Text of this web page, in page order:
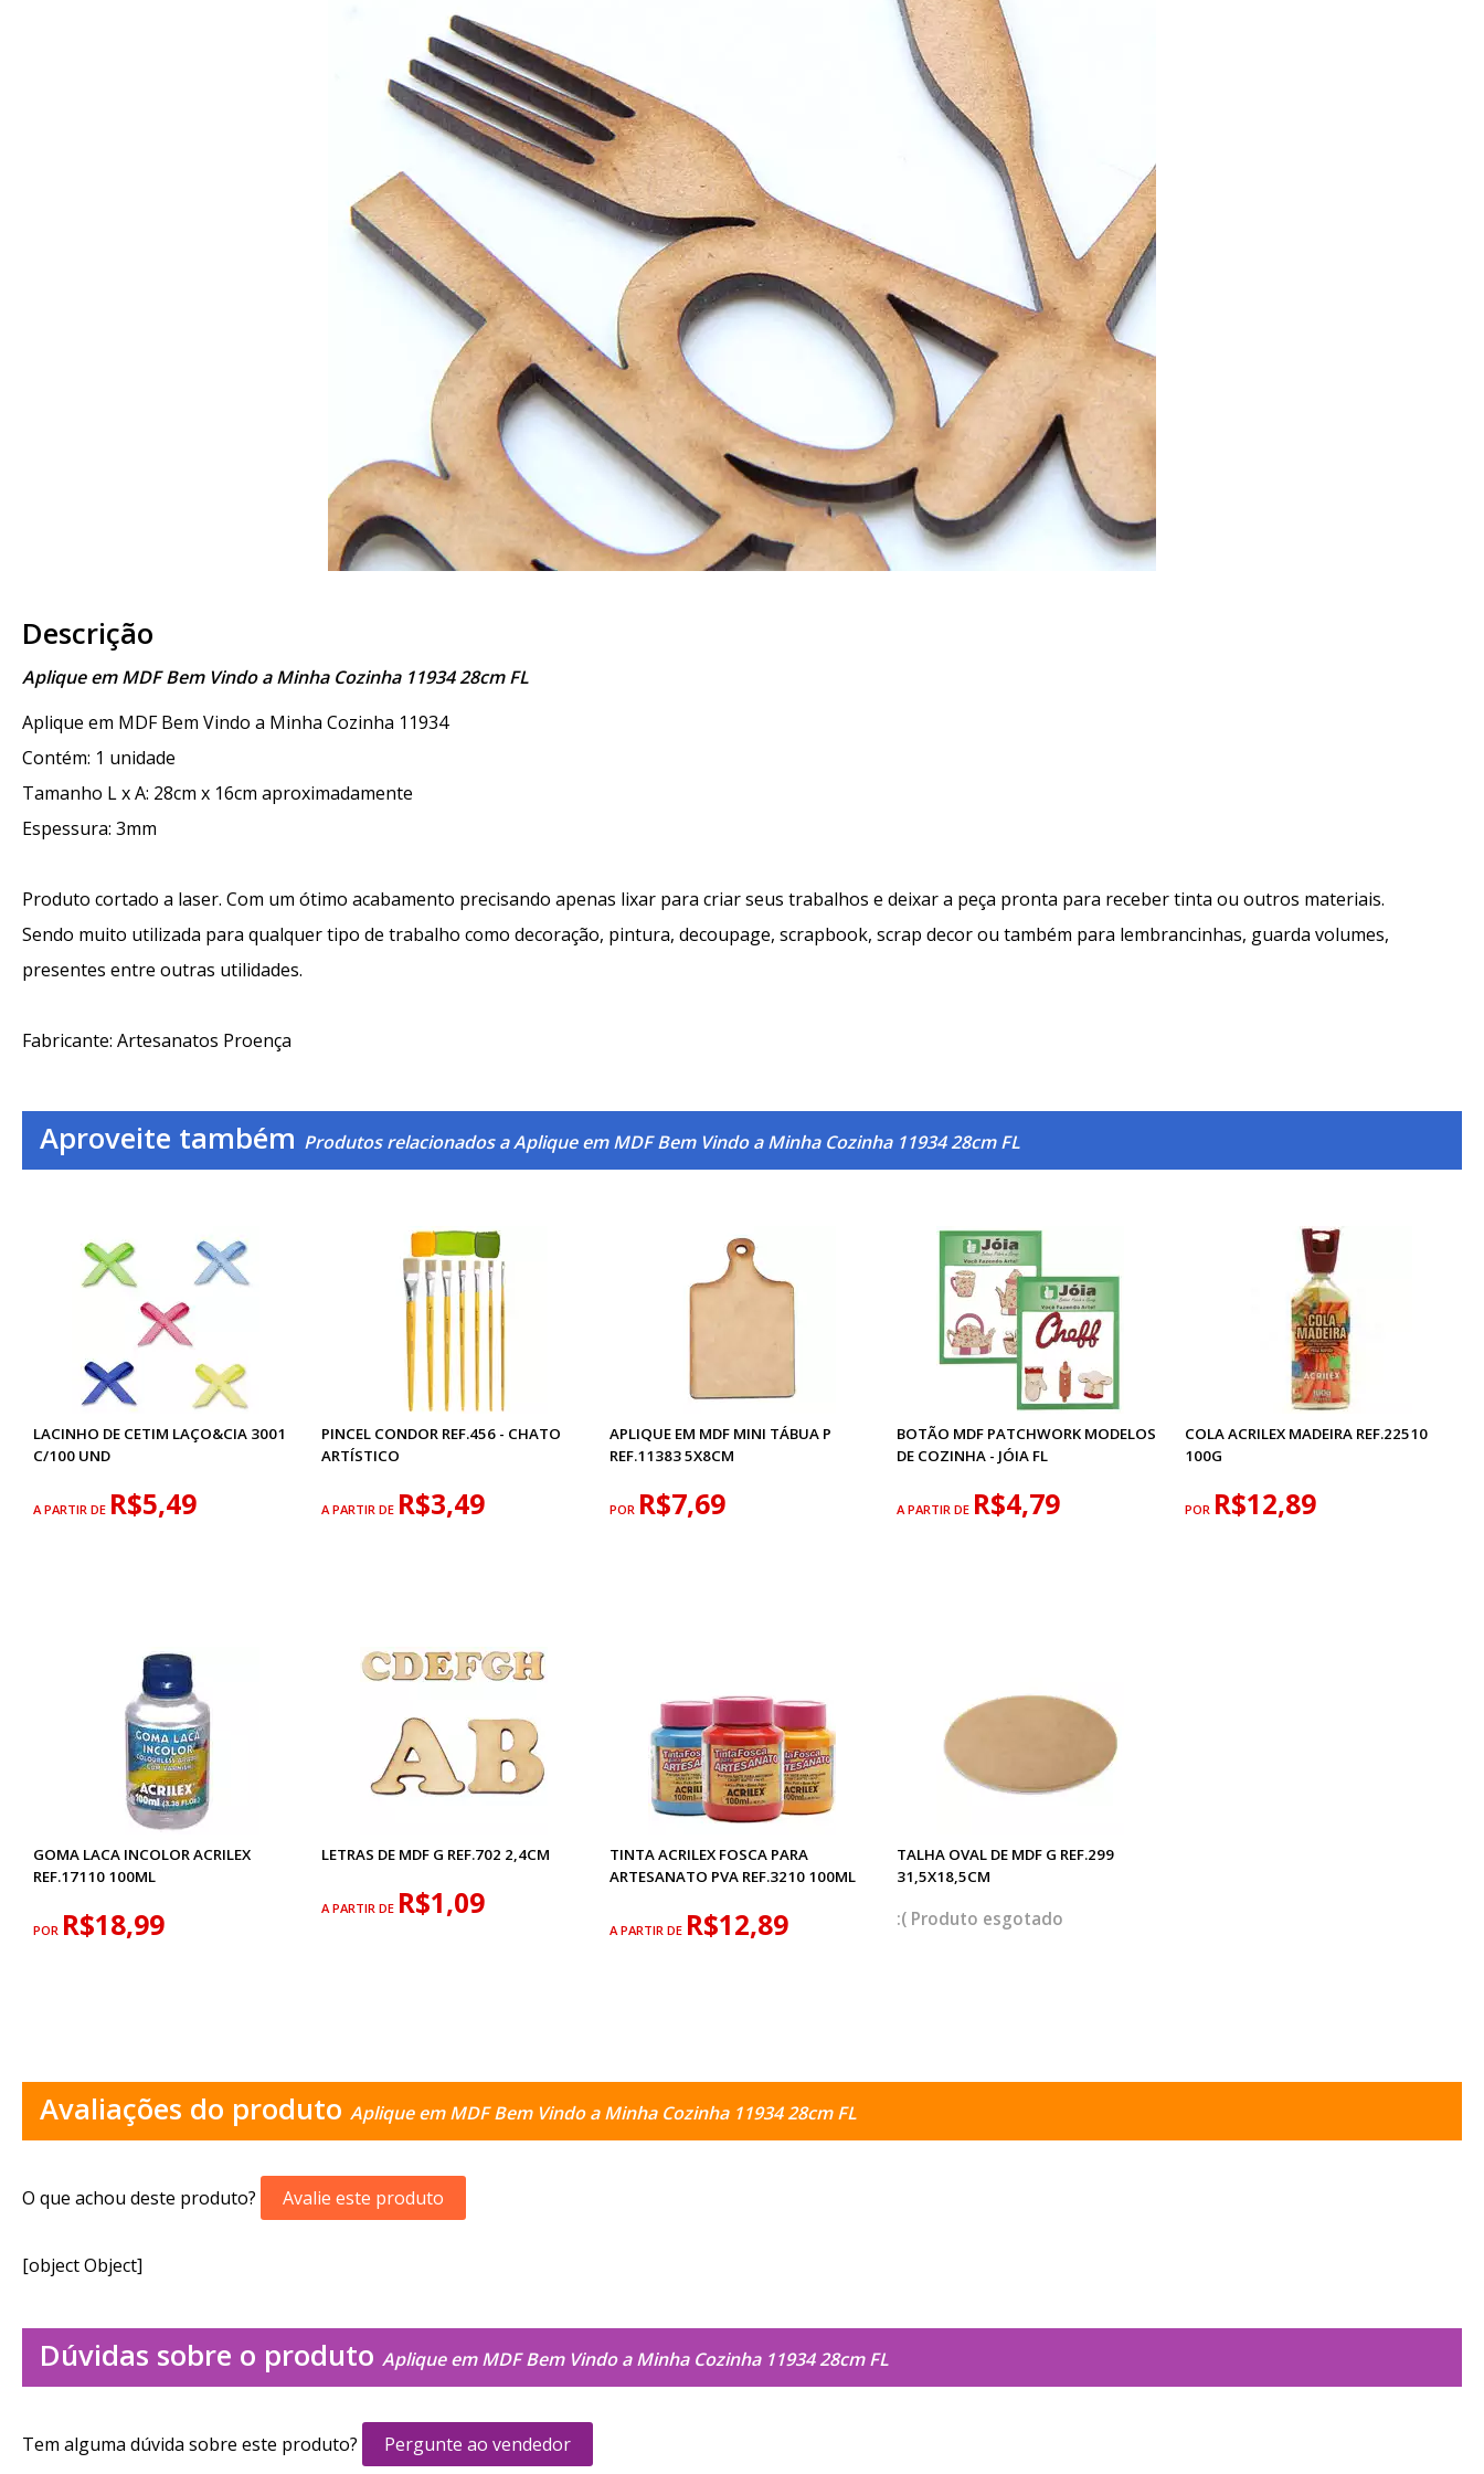
Descrição
Aplique em MDF Bem Vindo a Minha Cozinha 11934 28cm FL
Aplique em MDF Bem Vindo a Minha Cozinha 11934
Contém: 1 unidade
Tamanho L x A: 28cm x 16cm aproximadamente
Espessura: 3mm
Produto cortado a laser. Com um ótimo acabamento precisando apenas lixar para criar seus trabalhos e deixar a peça pronta para receber tinta ou outros materiais.
Sendo muito utilizada para qualquer tipo de trabalho como decoração, pintura, decoupage, scrapbook, scrap decor ou também para lembrancinhas, guarda volumes,
presentes entre outras utilidades.
Fabricante: Artesanatos Proença
Aproveite também Produtos relacionados a Aplique em MDF Bem Vindo a Minha Cozinha 11934 28cm FL
LACINHO DE CETIM LAÇO&CIA 3001
C/100 UND
A PARTIR DE R$5,49
PINCEL CONDOR REF.456 - CHATO
ARTÍSTICO
A PARTIR DE R$3,49
APLIQUE EM MDF MINI TÁBUA P
REF.11383 5X8CM
POR R$7,69
BOTÃO MDF PATCHWORK MODELOS
DE COZINHA - JÓIA FL
A PARTIR DE R$4,79
COLA ACRILEX MADEIRA REF.22510
100G
POR R$12,89
GOMA LACA INCOLOR ACRILEX
REF.17110 100ML
POR R$18,99
LETRAS DE MDF G REF.702 2,4CM
A PARTIR DE R$1,09
TINTA ACRILEX FOSCA PARA
ARTESANATO PVA REF.3210 100ML
A PARTIR DE R$12,89
TALHA OVAL DE MDF G REF.299
31,5X18,5CM
esgotado
Avaliações do produto Aplique em MDF Bem Vindo a Minha Cozinha 11934 28cm FL
O que achou deste produto? Avalie este produto
[object Object]
Dúvidas sobre o produto Aplique em MDF Bem Vindo a Minha Cozinha 11934 28cm FL
Tem alguma dúvida sobre este produto? Pergunte ao vendedor